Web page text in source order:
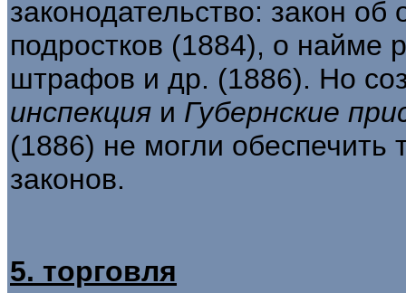
законодательство: закон об
подростков (1884), о найме
штрафов и др. (1886). Но
инспекция и Губернские
(1886) не могли обеспечить
законов.
5. торговля